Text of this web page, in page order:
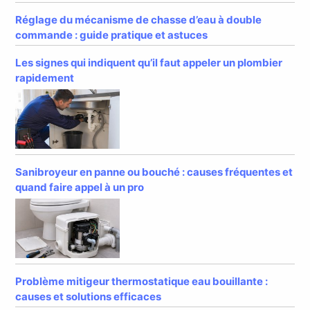
Réglage du mécanisme de chasse d’eau à double
commande : guide pratique et astuces
Les signes qui indiquent qu’il faut appeler un plombier
rapidement
Sanibroyeur en panne ou bouché : causes fréquentes et
quand faire appel à un pro
Problème mitigeur thermostatique eau bouillante :
causes et solutions efficaces